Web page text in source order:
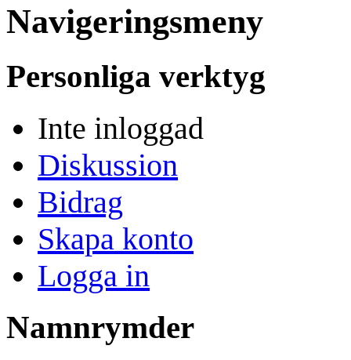
Navigeringsmeny
Personliga verktyg
Inte inloggad
Diskussion
Bidrag
Skapa konto
Logga in
Namnrymder